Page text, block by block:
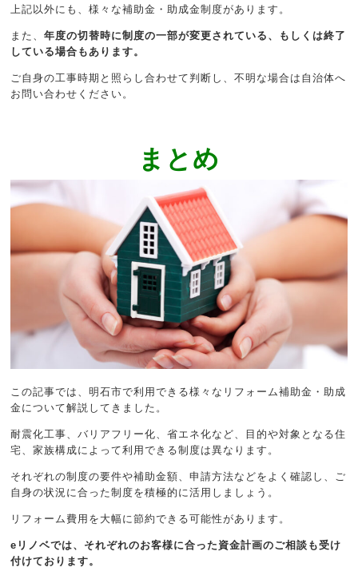
上記以外にも、様々な補助金・助成金制度があります。
また、 年度の切替時に制度の一部が変更されている、もしくは終了
している場合もあります。
ご自身の工事時期と照らし合わせて判断し、不明な場合は自治体へ
お問い合わせください。
まとめ
この記事では、明石市で利用できる様々なリフォーム補助金・助成
金について解説してきました。
耐震化工事、バリアフリー化、省エネ化など、目的や対象となる住
宅、家族構成によって利用できる制度は異なります。
それぞれの制度の要件や補助金額、申請方法などをよく確認し、ご
自身の状況に合った制度を積極的に活用しましょう。
リフォーム費用を大幅に節約できる可能性があります。
eリノベでは、それぞれのお客様に合った資金計画のご相談も受け
付けております。